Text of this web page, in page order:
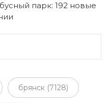
парк: 192 новые
брянск (7128)